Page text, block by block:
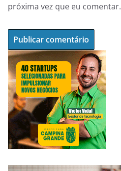
próxima vez que eu comentar.